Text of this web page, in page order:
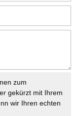
zum
gekürzt mit Ihrem
wir Ihren echten